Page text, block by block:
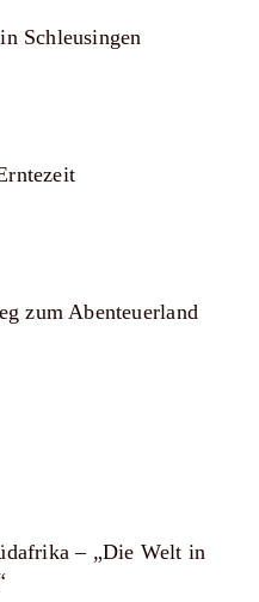
Schleusingen
zum Abenteuerland
– „Die Welt in